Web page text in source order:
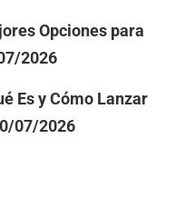
Opciones para
2026
Es y Cómo Lanzar
07/2026